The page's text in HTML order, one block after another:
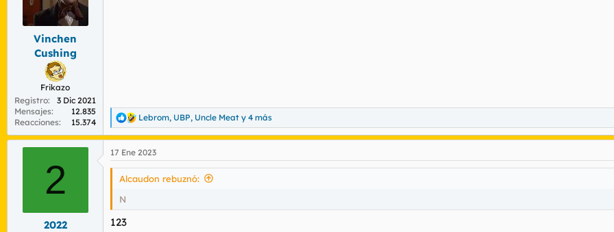
Vinchen
Cushing
Frikazo
Registro
3 Dic 2021
Mensajes
12.835
Reacciones
15.374
R
e
a
c
c
e
s
Lebrom, UBP, Uncle Meat y 4 más
2
2022
17 Ene 2023
Alcaudon rebuznó:
N
123